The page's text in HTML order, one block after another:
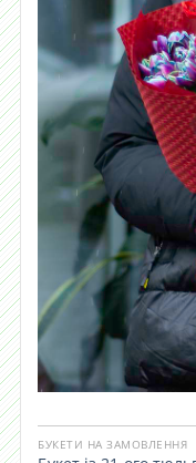
БУКЕТИ НА ЗАМОВЛЕННЯ